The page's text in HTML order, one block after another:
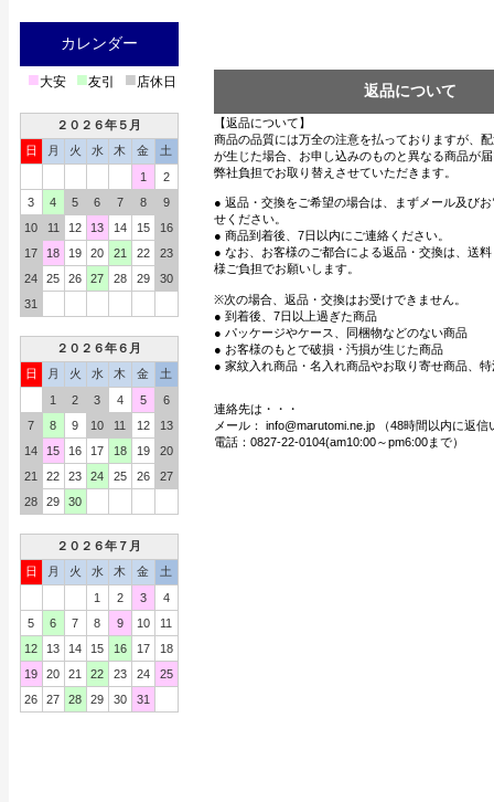
カレンダー
■大安 ■友引 ■店休日
２０２６年５月
日
月 火 水 木 金
土
1
2
3
4 5 6 7 8
9
10
11 12 13 14 15
16
17
18 19 20 21 22
23
24
25 26 27 28 29
30
31
２０２６年６月
日
月 火 水 木 金
土
1
2 3 4 5
6
7
8 9 10 11 12
13
14
15 16 17 18 19
20
21
22 23 24 25 26
27
28
29 30
２０２６年７月
日
月 火 水 木 金
土
1
2 3
4
5
6 7 8 9 10
11
12
13 14 15 16 17
18
19
20 21 22 23 24
25
26
27 28 29 30 31
返品について
【返品について】
商品の品質には万全の注意を払っておりますが、
が生じた場合、お申し込みのものと異なる商品が
弊社負担でお取り替えさせていただきます。
● 返品・交換をご希望の場合は、まずメール及び
せください。
● 商品到着後、7日以内にご連絡ください。
● なお、お客様のご都合による返品・交換は、送
様ご負担でお願いします。
※次の場合、返品・交換はお受けできません。
● 到着後、7日以上過ぎた商品
● パッケージやケース、同梱物などのない商品
● お客様のもとで破損・汚損が生じた商品
● 家紋入れ商品・名入れ商品やお取り寄せ商品、
連絡先は・・・
メール： info@marutomi.ne.jp （48時間以内に返信
電話：0827-22-0104(am10:00～pm6:00まで）